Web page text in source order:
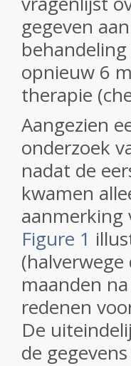
gegeven
opnieuw 6
therapie
Aangezien
onderzoek
nadat de
kwamen
aanmerking
Figure 1
maanden
redenen
De
de